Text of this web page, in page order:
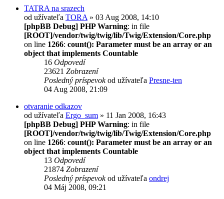
TATRA na srazech
od užívateľa TORA » 03 Aug 2008, 14:10
[phpBB Debug] PHP Warning: in file
[ROOT]/vendor/twig/twig/lib/Twig/Extension/Core.php
on line 1266: count(): Parameter must be an array or an
object that implements Countable
16 Odpovedí
23621 Zobrazení
Posledný príspevokod užívateľa Presne-ten
04 Aug 2008, 21:09
otvaranie odkazov
od užívateľa Ergo_sum » 11 Jan 2008, 16:43
[phpBB Debug] PHP Warning: in file
[ROOT]/vendor/twig/twig/lib/Twig/Extension/Core.php
on line 1266: count(): Parameter must be an array or an
object that implements Countable
13 Odpovedí
21874 Zobrazení
Posledný príspevokod užívateľa ondrej
04 Máj 2008, 09:21